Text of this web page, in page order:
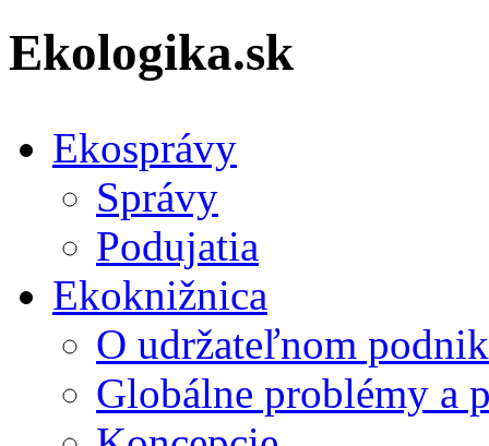
Ekologika.sk
Ekosprávy
Správy
Podujatia
Ekoknižnica
O udržateľnom
Globálne problémy a